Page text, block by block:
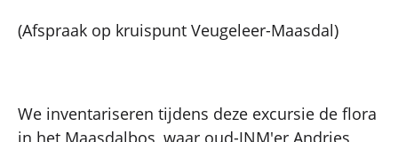
(Afspraak op kruispunt Veugeleer-Maasdal)
We inventariseren tijdens deze excursie de flora
in het Maasdalbos, waar oud-JNM'er Andries